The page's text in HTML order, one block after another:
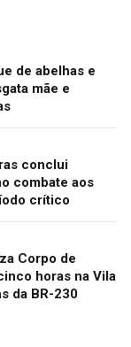
de abelhas e
mãe e
conclui
combate aos
crítico
Corpo de
horas na Vila
da BR-230